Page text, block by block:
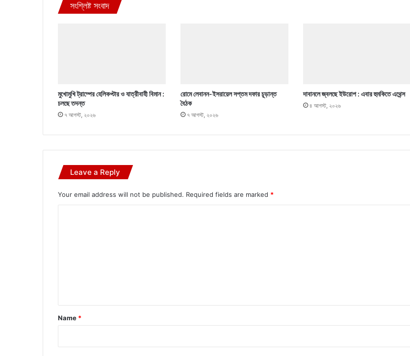
সংশ্লিষ্ট সংবাদ
মুখোমুখি ট্রাম্পের হেলিকপ্টার ও যাত্রীবাহী বিমান :
চলছে তদন্ত
৭ আগস্ট, ২০২৬
রোমে লেবানন-ইসরায়েল সপ্তম দফার চূড়ান্ত
বৈঠক
৭ আগস্ট, ২০২৬
দাবানলে জ্বলছে ইউরোপ : এবার হুমকিতে এথেন্স
৪ আগস্ট, ২০২৬
Leave a Reply
Your email address will not be published. Required fields are marked *
*
Name *